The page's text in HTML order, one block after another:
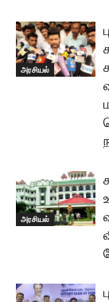
அரசியல்
அரசியல்